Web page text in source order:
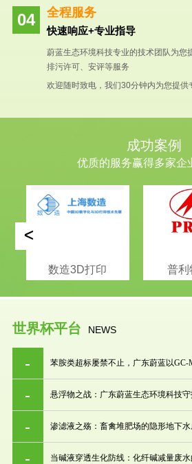
全程服务
快速响应+专业指导
蔚蓝生态环境科技专业的技术团队为您
排污许可、安评等服务
欢迎随时致电，我们30分钟内为您提供
成功案例
优质的服务赢得多家企
数造3D打印 普利
<
世界杯平台 NEWS
苯胺类超标屡禁不止，广东蔚蓝以GC-
悬浮物之战：广东蔚蓝生态环境科技守
渗滤液之殇：畜禽堆肥场的隐形地下
当碱液穿透生化防线：化纤碱减量废水